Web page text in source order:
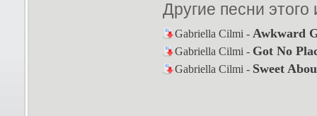
Другие песни
Gabriella Cilmi - Awkward
Gabriella Cilmi - Got No
Gabriella Cilmi - Sweet